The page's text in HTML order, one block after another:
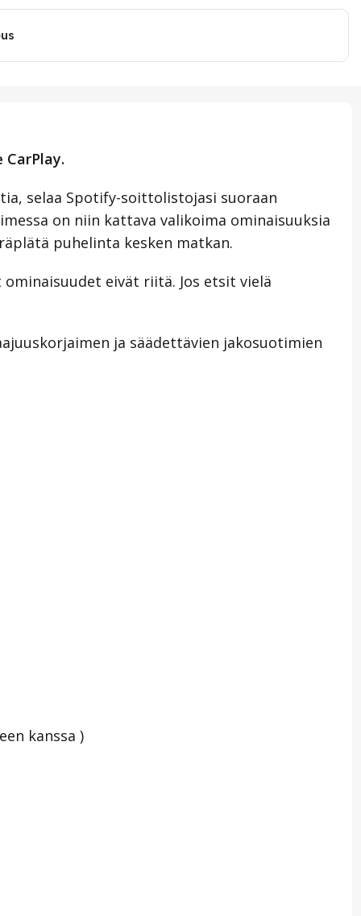
selaa Spotify-soittolistojasi suoraan
on niin kattava valikoima ominaisuuksia
puhelinta kesken matkan.
eivät riitä. Jos etsit vielä
ja säädettävien jakosuotimien
kanssa )